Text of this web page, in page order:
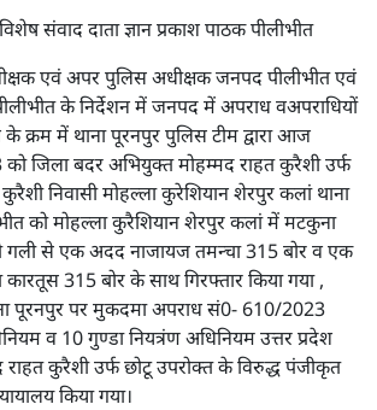
संवाद दाता ज्ञान प्रकाश पाठक पीलीभीत
एवं अपर पुलिस अधीक्षक जनपद पीलीभीत एवं
पीलीभीत के निर्देशन में जनपद में अपराध वअपराधियों
क्रम में थाना पूरनपुर पुलिस टीम द्वारा आज
जिला बदर अभियुक्त मोहम्मद राहत कुरैशी उर्फ
निवासी मोहल्ला कुरेशियान शेरपुर कलां थाना
को मोहल्ला कुरैशियान शेरपुर कलां में मटकुना
गली से एक अदद नाजायज तमन्चा 315 बोर व एक
315 बोर के साथ गिरफ्तार किया गया ,
पूरनपुर पर मुकदमा अपराध सं0- 610/2023
व 10 गुण्डा नियत्रंण अधिनियम उत्तर प्रदेश
कुरैशी उर्फ छोटू उपरोक्त के विरुद्ध पंजीकृत
किया गया।